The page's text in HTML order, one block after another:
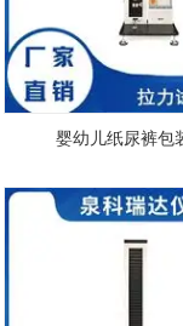
婴幼儿纸尿裤包